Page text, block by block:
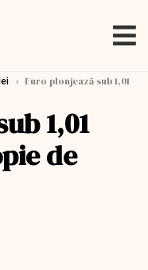
› Euro plonjează sub 1,01
1,01
de